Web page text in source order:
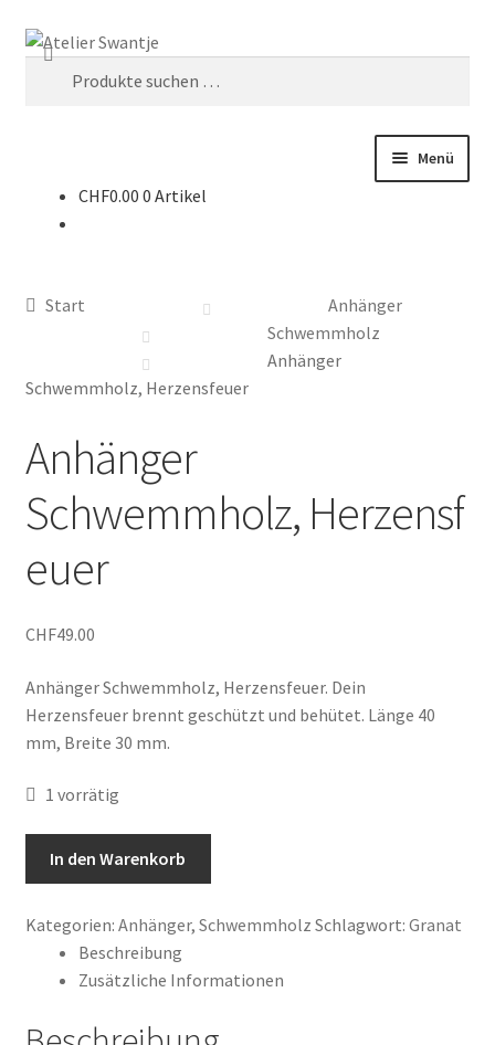
Zur
Navigation
Zum
Inhalt
Suche
Suchen
Menü
Mein Konto
Räuchern & Trommeln
Shop
Veranstaltungen
CHF0.00 0 Artikel
Start
Anhänger
Schwemmholz
Anhänger
Schwemmholz, Herzensfeuer
Anhänger
Schwemmholz, Herzensf
euer
CHF49.00
Anhänger Schwemmholz, Herzensfeuer. Dein
Herzensfeuer brennt geschützt und behütet. Länge 40
mm, Breite 30 mm.
1 vorrätig
In den Warenkorb
Kategorien: Anhänger, Schwemmholz Schlagwort: Granat
Beschreibung
Zusätzliche Informationen